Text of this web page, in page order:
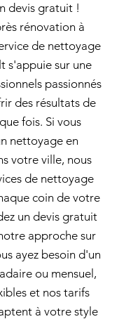
devis gratuit !
rénovation à
de nettoyage
s'appuie sur une
passionnés
des résultats de
fois. Si vous
nettoyage en
votre ville, nous
de nettoyage
coin de votre
un devis gratuit
approche sur
ayez besoin d'un
ou mensuel,
et nos tarifs
à votre style